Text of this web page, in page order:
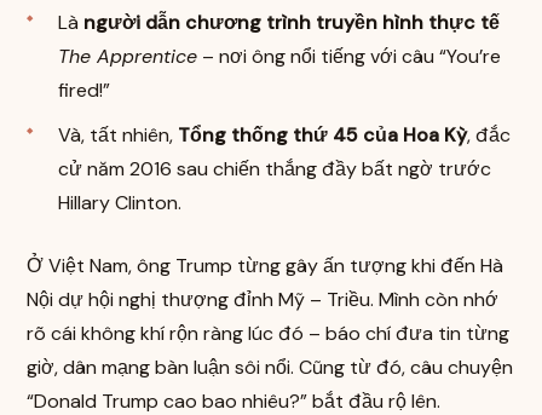
Là người dẫn chương trình truyền hình thực tế
The Apprentice– nơi ông nổi tiếng với câu “You’re
fired!”
Và, tất nhiên, Tổng thống thứ 45 của Hoa Kỳ, đắc
cử năm 2016 sau chiến thắng đầy bất ngờ trước
Hillary Clinton.
Ở Việt Nam, ông Trump từng gây ấn tượng khi đến Hà
Nội dự hội nghị thượng đỉnh Mỹ – Triều. Mình còn nhớ
rõ cái không khí rộn ràng lúc đó – báo chí đưa tin từng
giờ, dân mạng bàn luận sôi nổi. Cũng từ đó, câu chuyện
“Donald Trump cao bao nhiêu?” bắt đầu rộ lên.